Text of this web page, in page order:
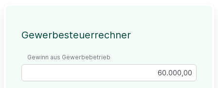
Gewerbesteuerrechner
Gewinn aus Gewerbebetrieb